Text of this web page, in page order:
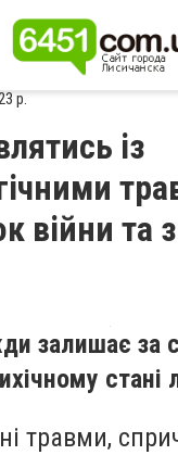
р.
із
війни та
залишає за
стані
травми,